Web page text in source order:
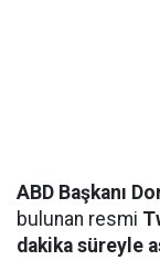
ABD Başkanı
bulunan resmi
dakika süreyle